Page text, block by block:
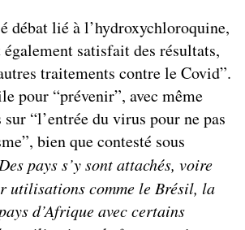
débat lié à l’hydroxychloroquine,
satisfait des résultats,
traitements contre le Covid”.
pour “prévenir”, avec même
“l’entrée du virus pour ne pas
bien que contesté sous
Des pays s’y sont attachés, voire
utilisations comme le Brésil, la
d’Afrique avec certains